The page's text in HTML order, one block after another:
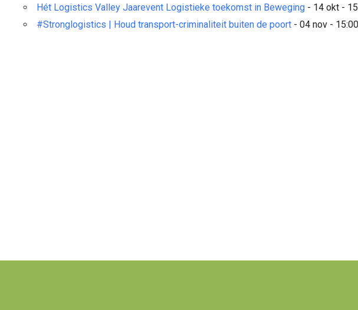
Hét Logistics Valley Jaarevent Logistieke toekomst in Beweging - 14 okt -
#Stronglogistics | Houd transport-criminaliteit buiten de poort - 04 nov -